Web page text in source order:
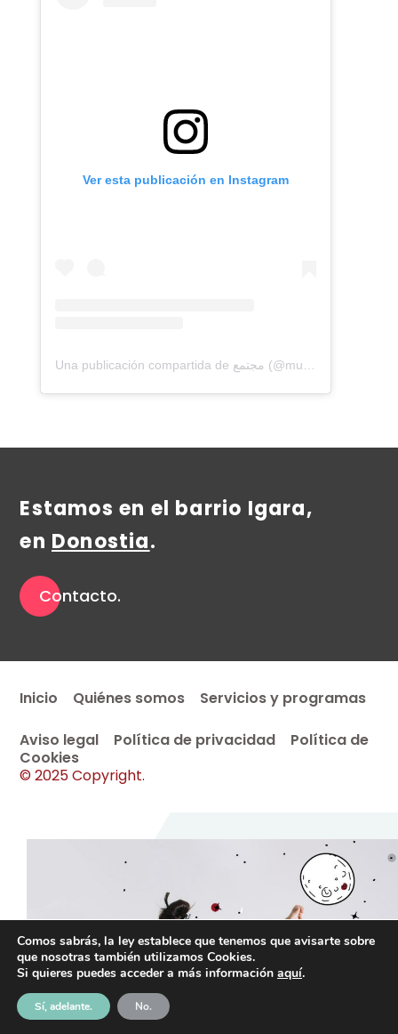
Ver esta publicación en Instagram
Estamos en el barrio Igara,
en Donostia.
Contacto.
Inicio Quiénes somos Servicios y programas
Aviso legal Política de privacidad
Política de
Cookies
© 2025 Copyright.
Comos sabrás, la ley establece que tenemos que avisarte sobre
que nosotras también utilizamos Cookies.
Si quieres puedes acceder a más información aquí.
Sí, adelante. No.